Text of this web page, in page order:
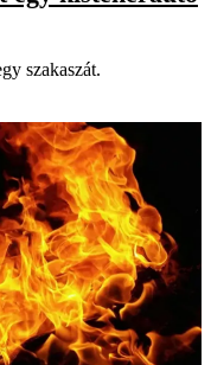
szakaszát.